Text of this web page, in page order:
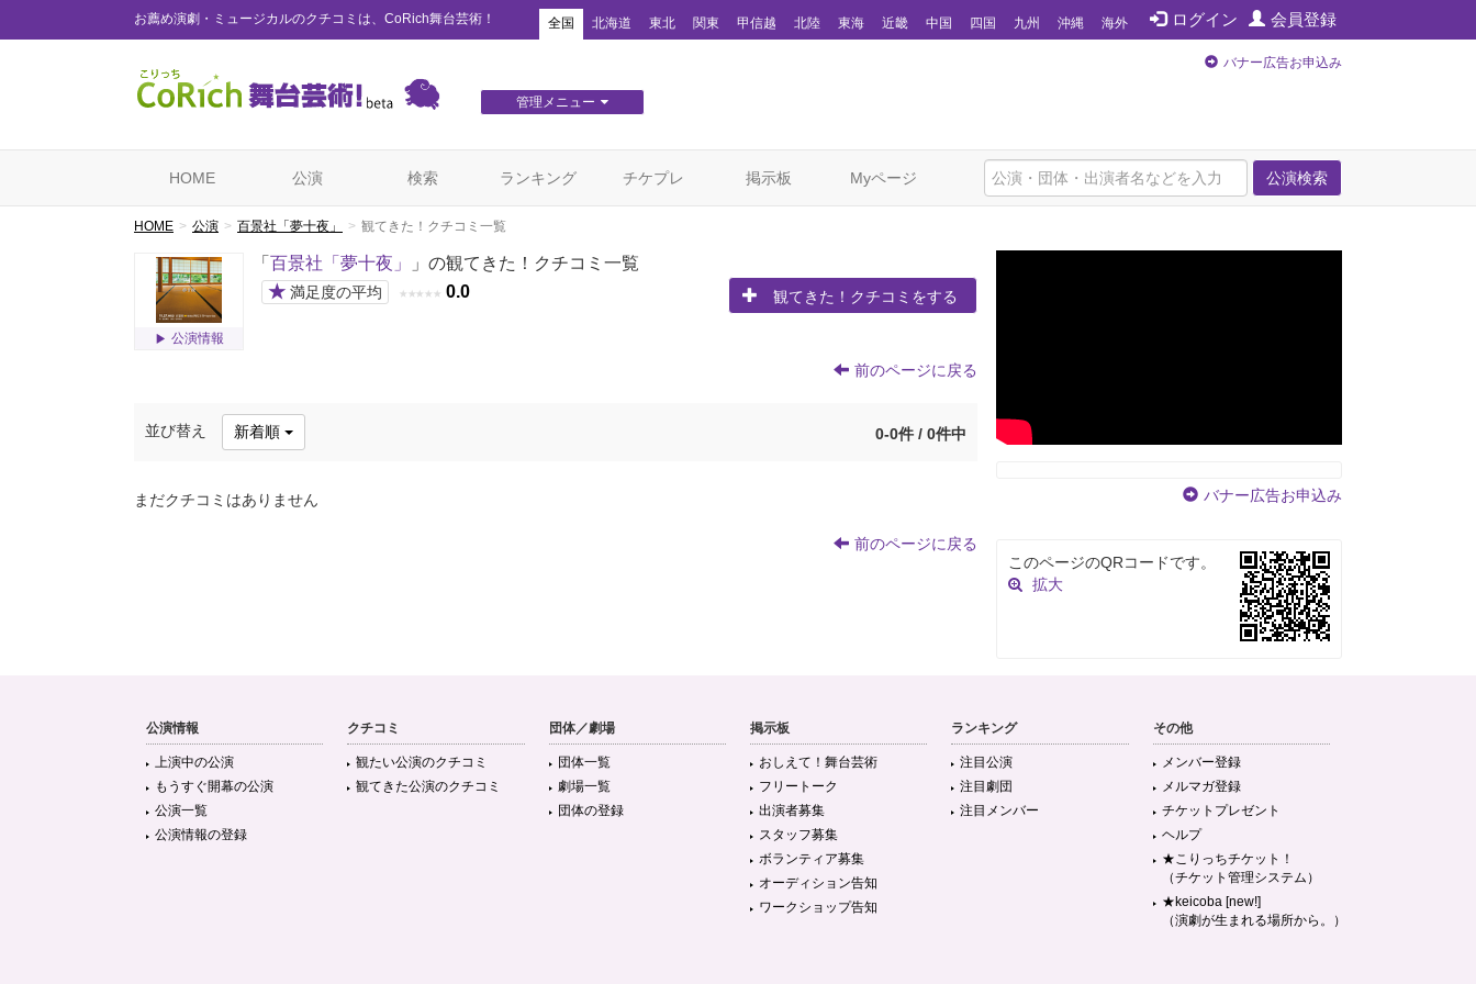
お薦め演劇・ミュージカルのクチコミは、CoRich舞台芸術！ ログイン 会員登録
全国 北海道 東北 関東 甲信越 北陸 東海 近畿 中国 四国 九州 沖縄 海外
管理メニュー
バナー広告お申込み
公演検索
HOME 公演 検索 ランキング チケプレ 掲示板 Myページ
HOME 公演 百景社「夢十夜」 観てきた！クチコミ一覧
公演情報
「 百景社「夢十夜」
」の観てきた！クチコミ一覧
★ 満足度の平均 ★ ★ ★ ★ ★ 0.0 観てきた！クチコミをする
前のページに戻る
並び替え 新着順 0-0件 / 0件中
まだクチコミはありません
前のページに戻る
バナー広告お申込み
このページのQRコードです。
拡大
公演情報
上演中の公演
もうすぐ開幕の公演
公演一覧
公演情報の登録
クチコミ
観たい公演のクチコミ
観てきた公演のクチコミ
団体／劇場
団体一覧
劇場一覧
団体の登録
掲示板
おしえて！舞台芸術
フリートーク
出演者募集
スタッフ募集
ボランティア募集
オーディション告知
ワークショップ告知
ランキング
注目公演
注目劇団
注目メンバー
その他
メンバー登録
メルマガ登録
チケットプレゼント
ヘルプ
★こりっちチケット！
（チケット管理システム）
★keicoba [new!]
（演劇が生まれる場所から。）